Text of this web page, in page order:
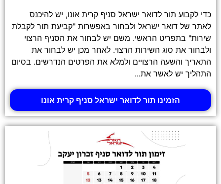
כדי לקבוע תור לדואר ישראל סניף קרית אונו, יש להיכנס
לאתר של דואר ישראל ולבחור באפשרות "קביעת תור לקבלת
שירות" בתפריט הראשי. משם יש לבחור את הסניף הרצוי
ולבחור את סוג השירות הרצוי. לאחר מכן יש לבחור את
התאריך והשעה הרצויים ולמלא את הפרטים הנדרשים. בסיום
התהליך יש לאשר את...
הזמינו תור לדואר ישראל סניף קרית אונו